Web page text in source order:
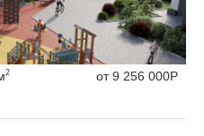
2 от9 256 000Р